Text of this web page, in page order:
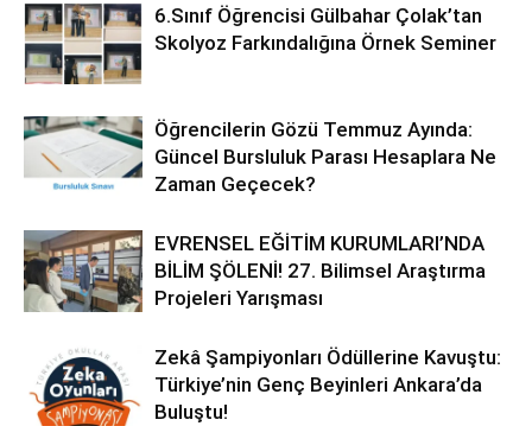
6.Sınıf Öğrencisi Gülbahar Çolak’tan
Skolyoz Farkındalığına Örnek Seminer
Öğrencilerin Gözü Temmuz Ayında:
Güncel Bursluluk Parası Hesaplara Ne
Zaman Geçecek?
EVRENSEL EĞİTİM KURUMLARI’NDA
BİLİM ŞÖLENİ! 27. Bilimsel Araştırma
Projeleri Yarışması
Zekâ Şampiyonları Ödüllerine Kavuştu:
Türkiye’nin Genç Beyinleri Ankara’da
Buluştu!